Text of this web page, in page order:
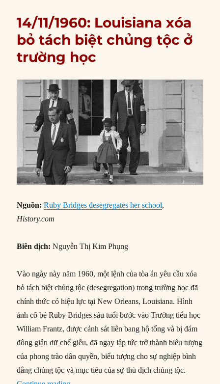
14/11/1960: Louisiana xóa
bỏ tách biệt chủng tộc ở
trường học
Nguồn:Ruby Bridges desegregates her school,
History.com
Biên dịch: Nguyễn Thị Kim Phụng
Vào ngày này năm 1960, một lệnh của tòa án yêu cầu xóa
bỏ tách biệt chủng tộc (desegregation) trong trường học đã
chính thức có hiệu lực tại New Orleans, Louisiana. Hình
ảnh cô bé Ruby Bridges sáu tuổi bước vào Trường tiểu học
William Frantz, được cảnh sát liên bang hộ tống và bị đám
đông giận dữ chế giễu, đã ngay lập tức trở thành biểu tượng
của phong trào dân quyền, biểu tượng cho sự nghiệp bình
đẳng chủng tộc và mục tiêu của sự thù địch chủng tộc.